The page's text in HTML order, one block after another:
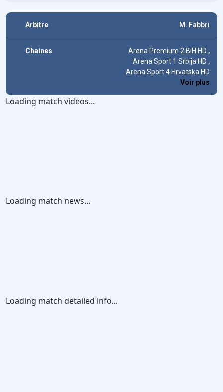
Arbitre M. Fabbri
Chaines Arena Premium 2 BiH HD ,
Arena Sport 1 Srbija HD ,
Arena Sport 4 Hrvatska HD
Voir plus
Loading match videos...
Loading match news...
Loading match detailed info...